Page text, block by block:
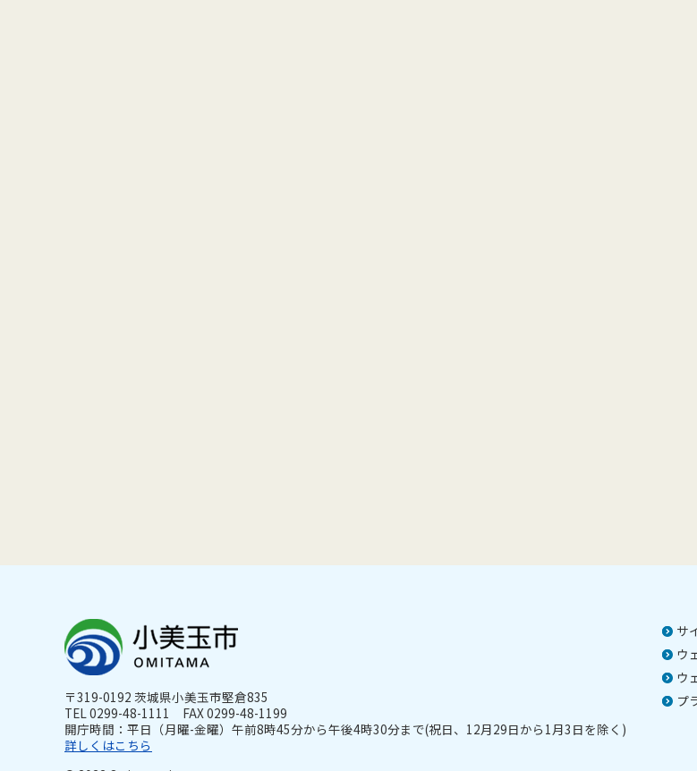
サ
ウ
ウ
プ
〒319-0192 茨城県小美玉市堅倉835
TEL 0299-48-1111 FAX 0299-48-1199
開庁時間：平日（月曜-金曜）午前8時45分から午後4時30分まで(祝日、12月29日から1月3日を除く)
詳しくはこちら